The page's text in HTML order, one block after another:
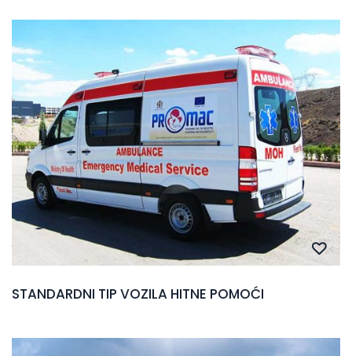
STANDARDNI TIP VOZILA HITNE POMOĆI